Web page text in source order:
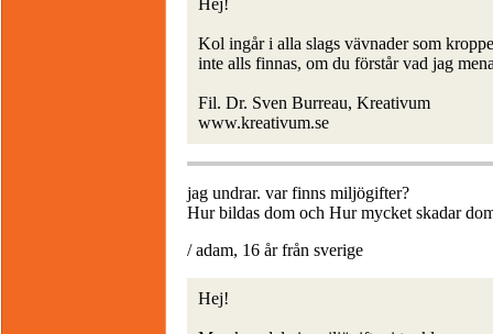
Hej!
Kol ingår i alla slags vävnader som
inte alls finnas, om du förstår vad jag
Fil. Dr. Sven Burreau, Kreativum
www.kreativum.se
jag undrar. var finns miljögifter?
Hur bildas dom och Hur mycket skadar
/ adam, 16 år från sverige
Hej!